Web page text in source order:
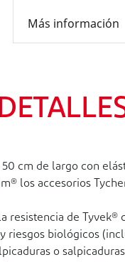
Más información
cm de largo con
los accesorios
resistencia de
riesgos biológicos
o